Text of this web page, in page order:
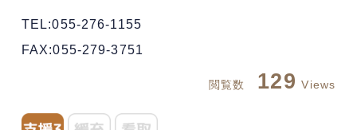
TEL:055-276-1155
FAX:055-279-3751
閲覧数 129 Views